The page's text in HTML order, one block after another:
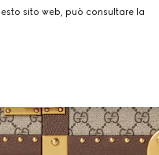
sito web, può consultare la